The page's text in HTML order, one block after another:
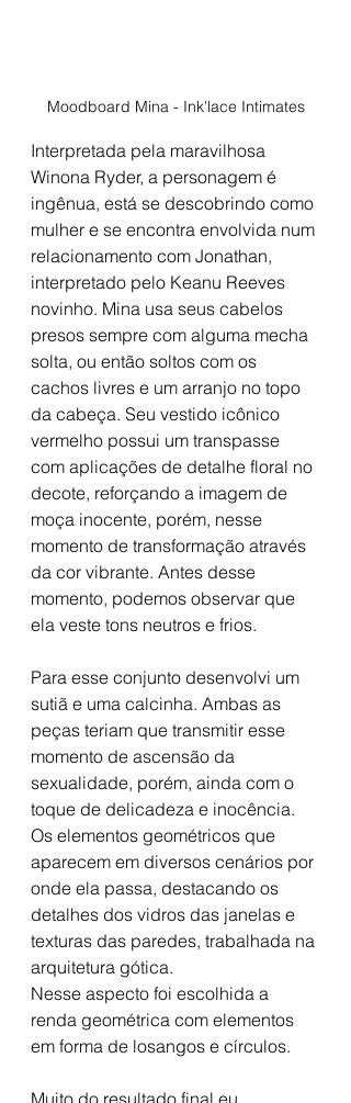
Moodboard Mina - Ink'lace Intimates
Interpretada pela maravilhosa
Winona Ryder, a personagem é
ingênua, está se descobrindo como
mulher e se encontra envolvida num
relacionamento com Jonathan,
interpretado pelo Keanu Reeves
novinho. Mina usa seus cabelos
presos sempre com alguma mecha
solta, ou então soltos com os
cachos livres e um arranjo no topo
da cabeça. Seu vestido icônico
vermelho possui um transpasse
com aplicações de detalhe floral no
decote, reforçando a imagem de
moça inocente, porém, nesse
momento de transformação através
da cor vibrante. Antes desse
momento, podemos observar que
ela veste tons neutros e frios.
Para esse conjunto desenvolvi um
sutiã e uma calcinha. Ambas as
peças teriam que transmitir esse
momento de ascensão da
sexualidade, porém, ainda com o
toque de delicadeza e inocência.
Os elementos geométricos que
aparecem em diversos cenários por
onde ela passa, destacando os
detalhes dos vidros das janelas e
texturas das paredes, trabalhada na
arquitetura gótica.
Nesse aspecto foi escolhida a
renda geométrica com elementos
em forma de losangos e círculos.
Muito do resultado final eu